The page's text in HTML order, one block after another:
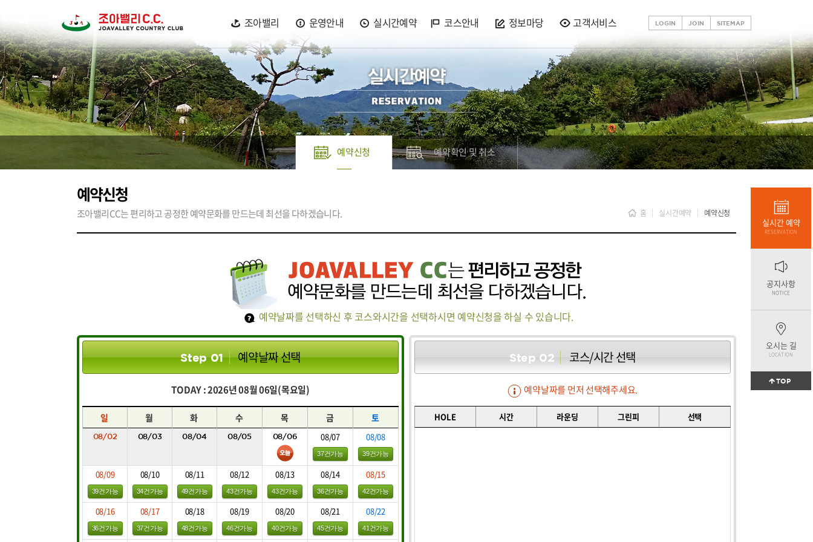
조아밸리 운영안내 실시간예약 코스안내 정보마당 고객서비스 LOGIN JOIN SITEMAP
예약신청 예약확인 및 취소
실시간 예약
RESERVATION
공지사항
NOTICE
오시는 길
LOCATION
TOP
예약신청
조아밸리CC는 편리하고 공정한 예약문화를 만드는데 최선을 다하겠습니다. 홈 실시간예약 예약신청
예약날짜를 선택하신 후 코스와시간을 선택하시면 예약신청을 하실 수 있습니다.
Step 01 예약날짜 선택
TODAY : 2026년 08월 06일(목요일)
일 월 화 수 목 금 토
08/02 08/03 08/04 08/05 08/06 08/07
37건가능
08/08
39건가능
08/09
39건가능
08/10
34건가능
08/11
49건가능
08/12
43건가능
08/13
43건가능
08/14
36건가능
08/15
42건가능
08/16
36건가능
08/17
37건가능
08/18
48건가능
08/19
46건가능
08/20
40건가능
08/21
45건가능
08/22
41건가능
Step 02 코스/시간 선택
예약날짜를 먼저 선택해주세요.
HOLE 시간 라운딩 그린피 선택